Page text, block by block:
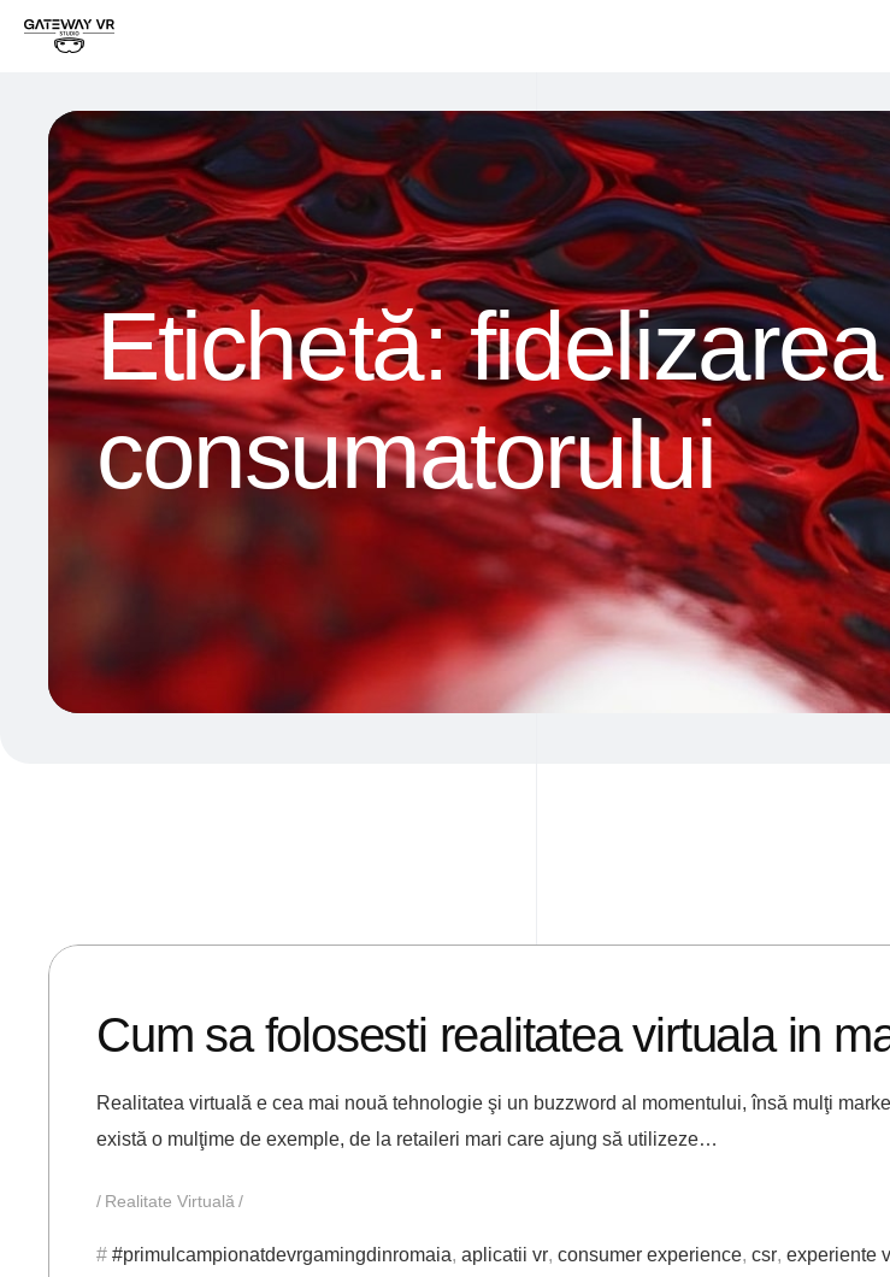
Etichetă:fidelizarea
consumatorului
Cum sa folosesti realitatea virtuala in
Realitatea virtuală e cea mai nouă tehnologie şi un buzzword al momentului, însă mulţi
există o mulţime de exemple, de la retaileri mari care ajung să utilizeze…
Realitate Virtuală
#primulcampionatdevrgamingdinromaia, aplicatii vr, consumer experience, csr, experiente